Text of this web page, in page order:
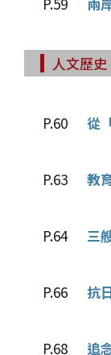
人文歷史
P.60 從
P.63 教
P.64 三
P.66 抗
P.68 追